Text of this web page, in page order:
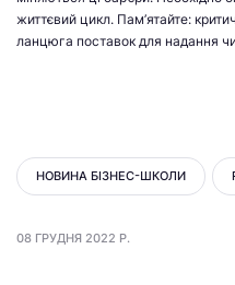
життєвий цикл. Пам’ятайте:
ланцюга поставок для надання
НОВИНА БІЗНЕС-ШКОЛИ
08 ГРУДНЯ 2022 Р.